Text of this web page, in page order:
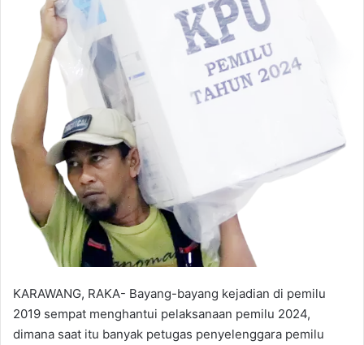
KARAWANG, RAKA- Bayang-bayang kejadian di pemilu
2019 sempat menghantui pelaksanaan pemilu 2024,
dimana saat itu banyak petugas penyelenggara pemilu